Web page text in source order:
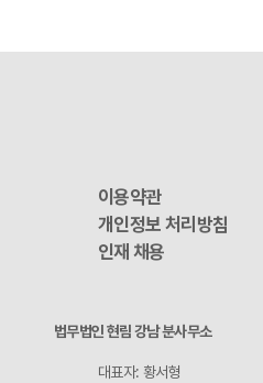
이용약관
개인정보 처리방침
인재 채용
법무법인 현림 강남 분사무소
대표자: 황서형